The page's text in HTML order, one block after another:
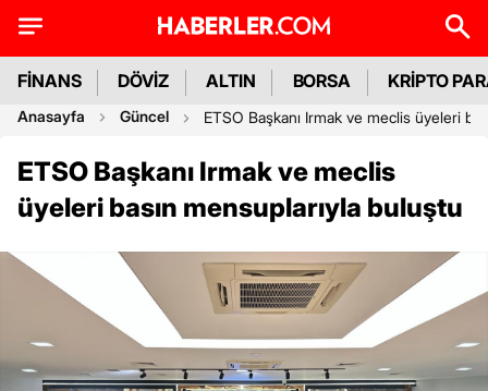
FİNANS DÖVİZ ALTIN BORSA KRİPTO
Anasayfa Güncel ETSO Başkanı Irmak ve meclis üyeleri
ETSO Başkanı Irmak ve meclis
üyeleri basın mensuplarıyla buluştu